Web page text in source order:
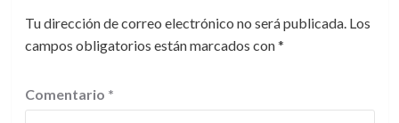
Tu dirección de correo electrónico no será publicada. Los
campos obligatorios están marcados con*
Comentario *